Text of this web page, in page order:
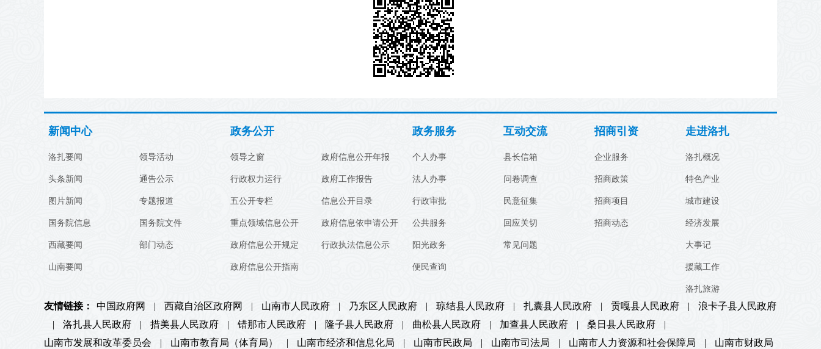
新闻中心
洛扎要闻
头条新闻
图片新闻
国务院信息
西藏要闻
山南要闻
领导活动
通告公示
专题报道
国务院文件
部门动态
政务公开
领导之窗
行政权力运行
五公开专栏
重点领域信息公开
政府信息公开规定
政府信息公开指南
政府信息公开年报
政府工作报告
信息公开目录
政府信息依申请公开
行政执法信息公示
政务服务
个人办事
法人办事
行政审批
公共服务
阳光政务
便民查询
互动交流
县长信箱
问卷调查
民意征集
回应关切
常见问题
招商引资
企业服务
招商政策
招商项目
招商动态
走进洛扎
洛扎概况
特色产业
城市建设
经济发展
大事记
援藏工作
洛扎旅游
友情链接： 中国政府网 | 西藏自治区政府网 | 山南市人民政府 | 乃东区人民政府 | 琼结县人民政府 | 扎囊县人民政府 | 贡嘎县人民政府 |
浪卡子县人民政府
|
洛扎县人民政府 | 措美县人民政府 | 错那市人民政府 | 隆子县人民政府 | 曲松县人民政府 | 加查县人民政府 | 桑日县人民政府
|
山南市发展和改革委员会
| 山南市教育局（体育局） | 山南市经济和信息化局 | 山南市民政局 | 山南市司法局 | 山南市人力资源和社会保障局 | 山南市财政局